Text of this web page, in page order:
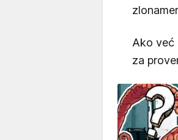
Ako već
za